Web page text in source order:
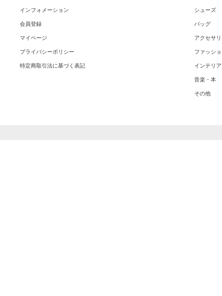
インフォメーション
会員登録
マイページ
プライバシーポリシー
特定商取引法に基づく表記
シューズ
バッグ
アクセサ
ファッシ
インテリア
音楽・本
その他